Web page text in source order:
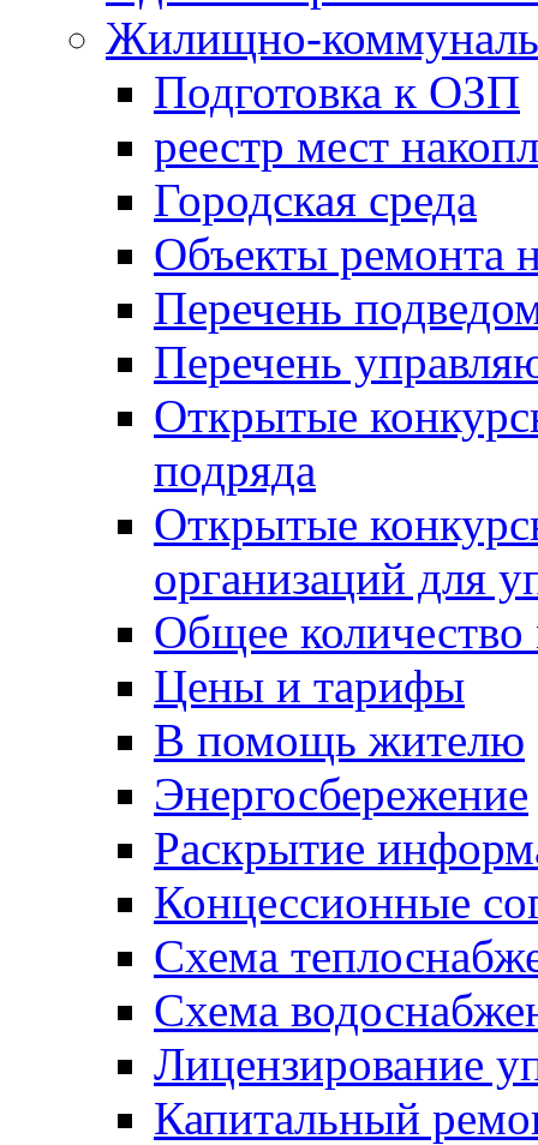
Жилищно-
Подготовка к ОЗП
реестр мест
Городская среда
Объекты ремонта
Перечень
Перечень
Открытые
подряда
Открытые
организаций для
Общее
Цены и тарифы
В помощь жителю
Энергосбережение
Раскрытие
Концессионные
Схема
Схема
Лицензирование
Капитальный